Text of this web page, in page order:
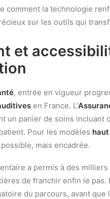
comment la technologie
sur les outils qui
et
, entrée en vigueur
en France. L’
un panier de soins incluant
Pour les modèles
mais encadrée.
a permis à des
de franchir enfin le pas.
du parcours, avant que